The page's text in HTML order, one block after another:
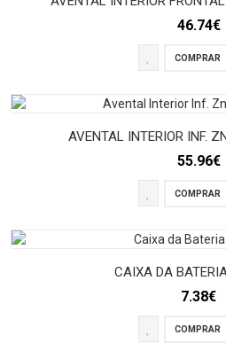
46.74€
COMPRAR
AVENTAL INTERIOR INF.
55.96€
COMPRAR
CAIXA DA
7.38€
COMPRAR